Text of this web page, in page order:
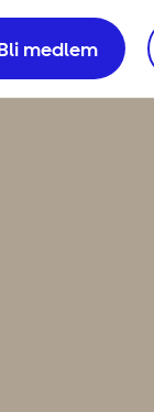
medlem